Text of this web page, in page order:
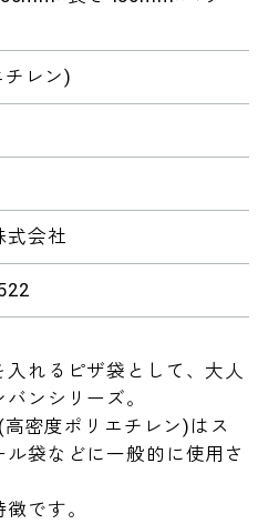
チレン)
式会社
れるピザ袋として、大人
ンシリーズ。
密度ポリエチレン)はス
袋などに一般的に使用さ
です。